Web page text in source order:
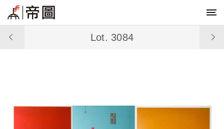
Lot. 3084